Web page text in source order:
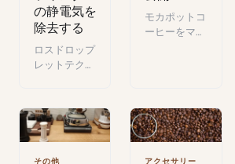
の静電気を
除去する
ロスドロップ
レットテクニ
気を減らし、
粉の扱いをス
ムーズにする
簡単な方法。
モカポットコ
ーヒーをマス
コル、メンテ
ナンスアドバ
イス。
その他 アクセサリー